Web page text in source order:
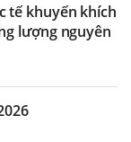
tế khuyến khích
lượng nguyên